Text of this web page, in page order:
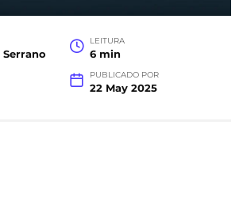
Serrano
LEITURA
6 min
PUBLICADO POR
22 May 2025